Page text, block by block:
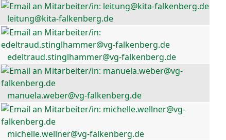
leitung@kita-falkenberg.de
edeltraud.stinglhammer@vg-falkenberg.de
manuela.weber@vg-falkenberg.de
michelle.wellner@vg-falkenberg.de